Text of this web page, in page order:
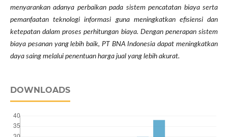
menyarankan adanya perbaikan pada sistem pencatatan biaya serta
pemanfaatan teknologi informasi guna meningkatkan efisiensi dan
ketepatan dalam proses perhitungan biaya. Dengan penerapan sistem
biaya pesanan yang lebih baik, PT BNA Indonesia dapat meningkatkan
daya saing melalui penentuan harga jual yang lebih akurat.
DOWNLOADS